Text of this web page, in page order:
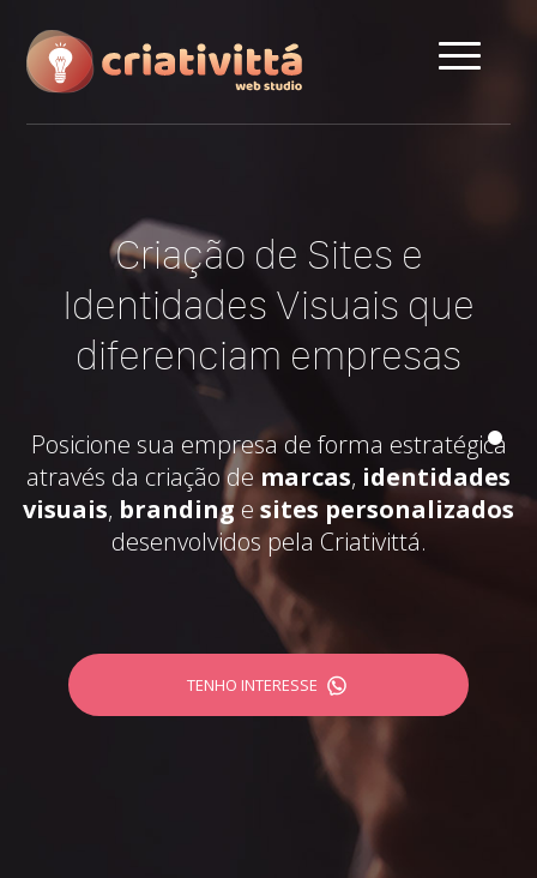
Criação de Sites e
Identidades Visuais que
diferenciam empresas
Posicione sua empresa de forma estratégica
através da criação de marcas, identidades
visuais, branding esites personalizados
desenvolvidos pela Criativittá.
TENHO INTERESSE